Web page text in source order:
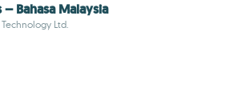
– Bahasa Malaysia
Ltd.